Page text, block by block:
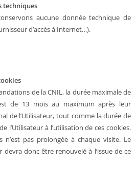
techniques
aucune donnée technique de
d’accès à Internet…).
de la CNIL, la durée maximale de
de 13 mois au maximum après leur
de l’Utilisateur, tout comme la durée de
l’Utilisateur à l’utilisation de ces cookies.
n’est pas prolongée à chaque visite. Le
devra donc être renouvelé à l’issue de ce